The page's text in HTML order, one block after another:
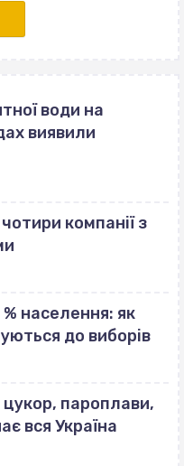
води на
виявили
компанії з
населення: як
до виборів
пароплави,
вся Україна